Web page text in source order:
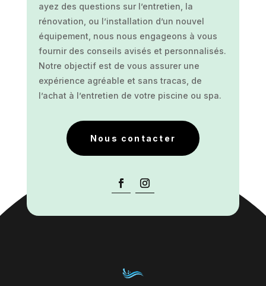
ayez des questions sur l’entretien, la
rénovation, ou l’installation d’un nouvel
équipement, nous nous engageons à vous
fournir des conseils avisés et personnalisés.
Notre objectif est de vous assurer une
expérience agréable et sans tracas, de
l’achat à l’entretien de votre piscine ou spa.
Nous contacter